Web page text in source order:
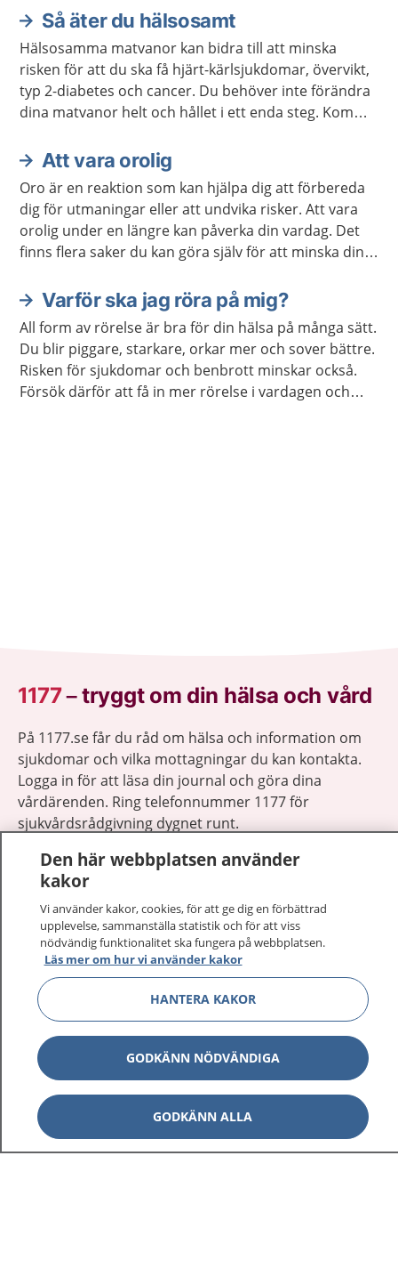
Så äter du hälsosamt
Hälsosamma matvanor kan bidra till att minska
risken för att du ska få hjärt-kärlsjukdomar, övervikt,
typ 2-diabetes och cancer. Du behöver inte förändra
dina matvanor helt och hållet i ett enda steg. Kom
Att vara orolig
Oro är en reaktion som kan hjälpa dig att förbereda
dig för utmaningar eller att undvika risker. Att vara
orolig under en längre kan påverka din vardag. Det
finns flera saker du kan göra själv för att minska din
Varför ska jag röra på mig?
All form av rörelse är bra för din hälsa på många sätt.
Du blir piggare, starkare, orkar mer och sover bättre.
Risken för sjukdomar och benbrott minskar också.
Försök därför att få in mer rörelse i vardagen och
1177–tryggt om din hälsa och vård
På 1177.se får du råd om hälsa och information om
sjukdomar och vilka mottagningar du kan kontakta.
Logga in för att läsa din journal och göra dina
vårdärenden. Ring telefonnummer 1177 för
sjukvårdsrådgivning dygnet runt.
1177 på flera språk
Om 1177 Visa
Kontakt Visa
Behandling av personuppgifter
Den här webbplatsen använder
kakor
Vi använder kakor, cookies, för att ge dig en förbättrad
upplevelse, sammanställa statistik och för att viss
nödvändig funktionalitet ska fungera på webbplatsen.
Läs mer om hur vi använder kakor
HANTERA KAKOR
GODKÄNN NÖDVÄNDIGA
GODKÄNN ALLA